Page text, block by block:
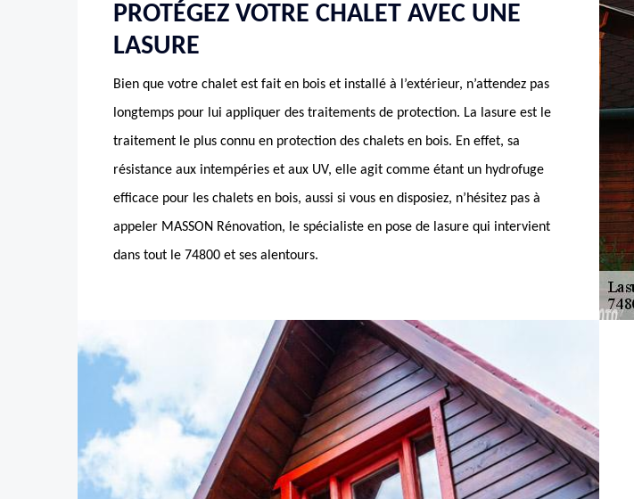
PROTÉGEZ VOTRE CHALET AVEC UNE
LASURE
Bien que votre chalet est fait en bois et installé à l’extérieur, n’attendez pas
longtemps pour lui appliquer des traitements de protection. La lasure est le
traitement le plus connu en protection des chalets en bois. En effet, sa
résistance aux intempéries et aux UV, elle agit comme étant un hydrofuge
efficace pour les chalets en bois, aussi si vous en disposiez, n’hésitez pas à
appeler MASSON Rénovation, le spécialiste en pose de lasure qui intervient
dans tout le 74800 et ses alentours.